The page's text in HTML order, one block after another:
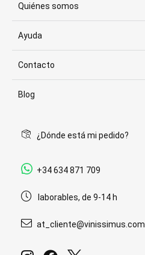
Quiénes somos
Ayuda
Contacto
Blog
¿Dónde está mi pedido?
+34 634 871 709
laborables, de 9-14 h
at_cliente@vinissimus.com